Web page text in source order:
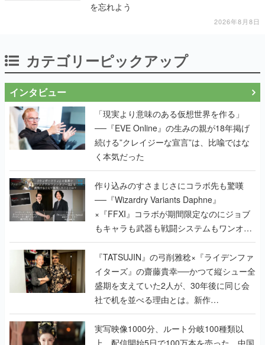
を忘れよう
2026年8月8日
カテゴリーピックアップ
インタビュー
「現実より意味のある仮想世界を作る」
──『EVE Online』の生みの親が18年掲げ
続ける”クレイジーな宣言”は、比喩ではな
く本気だった
作り込みのすさまじさにコラボ先も驚嘆
──『Wizardry Variants Daphne』
×『FFXI』コラボが期間限定なのにジョブ
もキャラも武器も戦闘システムもワンオフ
で作り込まれた理由を両ディレクターに聞
く
『TATSUJIN』の弓削雅稔×『ライデンファ
イターズ』の齋藤貴幸──かつて縦シュー全
盛期を支えていた2人が、30年後に同じ会
社で机を並べる理由とは。新作
『TATSUJIN EXTREME』で初タッグを組
んだレジェンド2人に訊く開発秘話
実写映像1000分、ルート分岐100種類以